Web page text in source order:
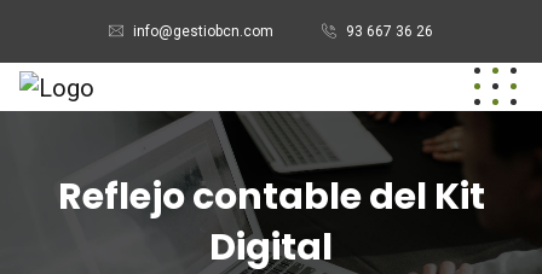
info@gestiobcn.com 93 667 36 26
Reflejo contable del Kit
Digital